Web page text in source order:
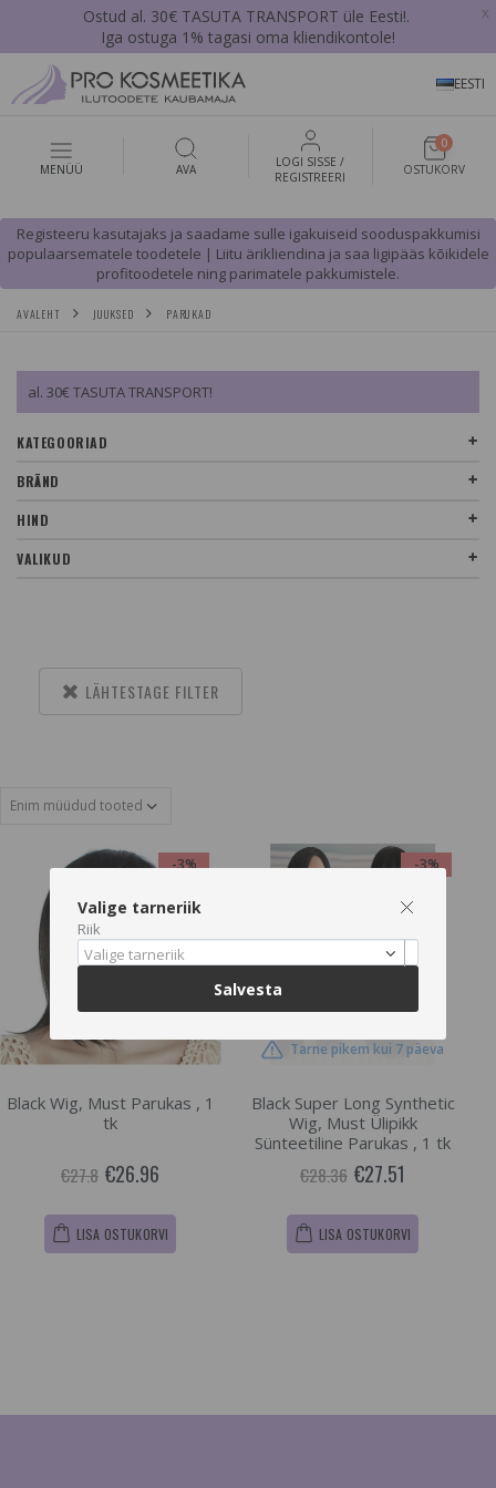
Ostud al. 30€ TASUTA TRANSPORT üle Eesti!.
Iga ostuga 1% tagasi oma kliendikontole!
x
EESTI
MENÜÜ AVA
LOGI SISSE /
REGISTREERI
0
OSTUKORV
Registeeru kasutajaks ja saadame sulle igakuiseid sooduspakkumisi
populaarsematele toodetele | Liitu ärikliendina ja saa ligipääs kõikidele
profitoodetele ning parimatele pakkumistele.
AVALEHT JUUKSED PARUKAD
al. 30€ TASUTA TRANSPORT!
KATEGOORIAD
BRÄND
HIND
VALIKUD
LÄHTESTAGE FILTER
-3%
Black Wig, Must Parukas , 1
tk
€27.8 €26.96
LISA OSTUKORVI
-3%
Tarne pikem kui 7 päeva
Black Super Long Synthetic
Wig, Must Ülipikk
Sünteetiline Parukas , 1 tk
€28.36 €27.51
LISA OSTUKORVI
Valige tarneriik
Riik
Valige tarneriik
Salvesta